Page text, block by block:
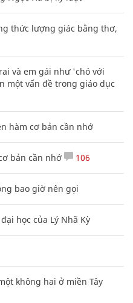
thức lượng giác bằng thơ,
và em gái như 'chó với
một vấn đề trong giáo dục
hàm cơ bản cần nhớ
bản cần nhớ 106
bao giờ nên gọi
học của Lý Nhã Kỳ
không hai ở miền Tây